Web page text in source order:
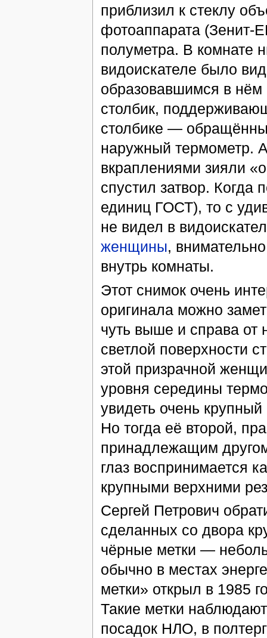
приблизил к стеклу
фотоаппарата (Зенит-
полуметра. В комнате
видоискателе было
образовавшимся в
столбик,
столбике —
наружный термометр.
вкраплениями зияли
спустил затвор. Когда
единиц ГОСТ), то с
не видел в
женщины,
внутрь комнаты.
Этот снимок очень
оригинала можно
чуть выше и справа от
светлой поверхности
этой призрачной
уровня середины
увидеть очень
Но тогда её второй,
принадлежащим
глаз воспринимается
крупными верхними
Сергей Петрович
сделанных со двора
чёрные метки —
обычно в местах
метки» открыл в 1985
Такие метки
посадок НЛО, в